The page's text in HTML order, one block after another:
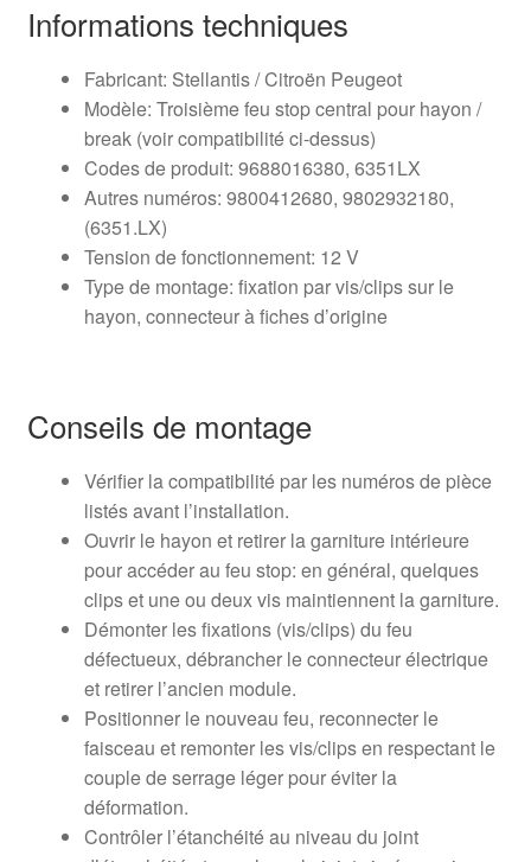
Informations techniques
Fabricant: Stellantis / Citroën Peugeot
Modèle: Troisième feu stop central pour hayon /
break (voir compatibilité ci-dessus)
Codes de produit: 9688016380, 6351LX
Autres numéros: 9800412680, 9802932180,
(6351.LX)
Tension de fonctionnement: 12 V
Type de montage: fixation par vis/clips sur le
hayon, connecteur à fiches d’origine
Conseils de montage
Vérifier la compatibilité par les numéros de pièce
listés avant l’installation.
Ouvrir le hayon et retirer la garniture intérieure
pour accéder au feu stop: en général, quelques
clips et une ou deux vis maintiennent la garniture.
Démonter les fixations (vis/clips) du feu
défectueux, débrancher le connecteur électrique
et retirer l’ancien module.
Positionner le nouveau feu, reconnecter le
faisceau et remonter les vis/clips en respectant le
couple de serrage léger pour éviter la
déformation.
Contrôler l’étanchéité au niveau du joint